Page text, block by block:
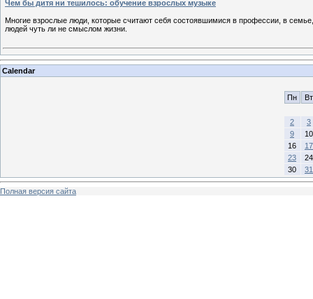
Чем бы дитя ни тешилось: обучение взрослых музыке
Многие взрослые люди, которые считают себя состоявшимися в профессии, в
людей чуть ли не смыслом жизни.
Calendar
Пн Вт
2
3
9
10
16
17
23
24
30
31
Полная версия сайта